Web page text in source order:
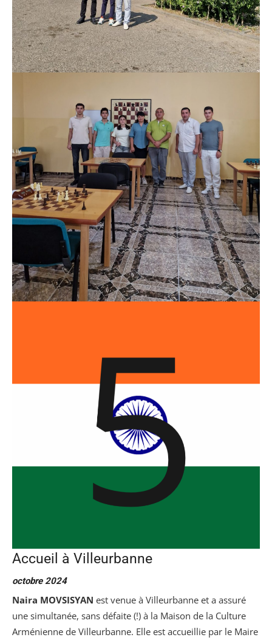
Accueil à Villeurbanne
octobre 2024
Naira MOVSISYAN est venue à Villeurbanne et a assuré
une simultanée, sans défaite (!) à la Maison de la Culture
Arménienne de Villeurbanne. Elle est accueillie par le Maire